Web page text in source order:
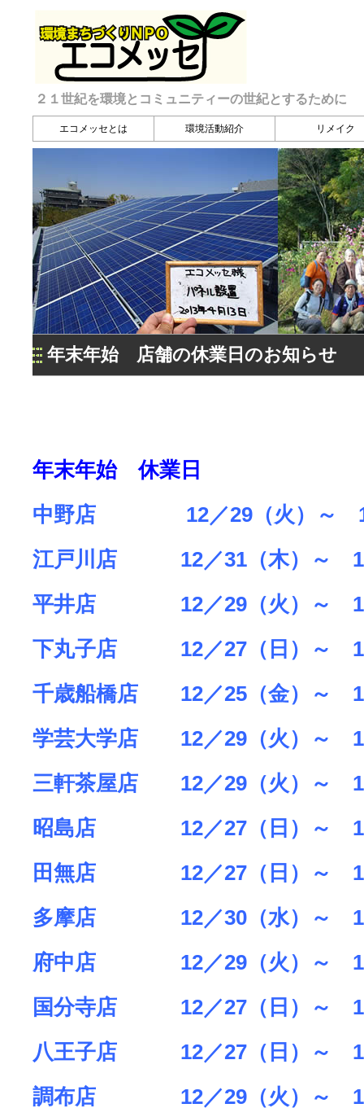
２１世紀を環境とコミュニティーの世紀とするために
エコメッセとは 環境活動紹介 リメイク
年末年始 店舗の休業日のお知らせ
年末年始 休業日
中野店 12／29（火）～ 1
江戸川店 12／31（木）～ 1
平井店 12／29（火）～ 1
下丸子店 12／27（日）～ 1
千歳船橋店 12／25（金）～ 1
学芸大学店 12／29（火）～ 1
三軒茶屋店 12／29（火）～ 1
昭島店 12／27（日）～ 1
田無店 12／27（日）～ 1
多摩店 12／30（水）～ 1
府中店 12／29（火）～ 1
国分寺店 12／27（日）～ 1
八王子店 12／27（日）～ 1
調布店 12／29（火）～ 1